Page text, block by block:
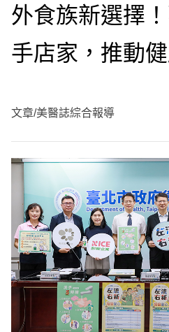
外食族新選擇
手店家，推動
文章/美醫誌綜合報導